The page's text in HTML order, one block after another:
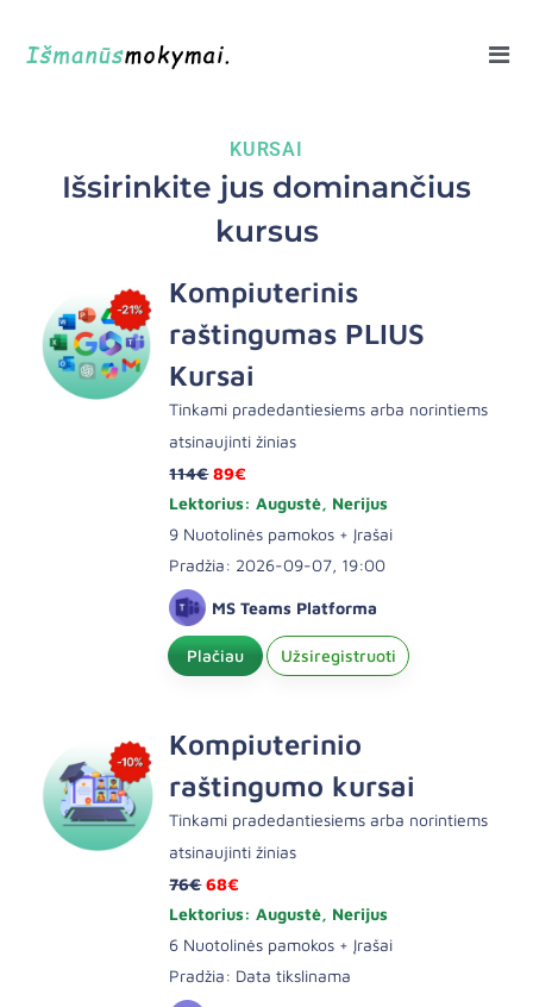
KURSAI
Išsirinkite jus dominančius
kursus
Kompiuterinis
raštingumas PLIUS
Kursai
Tinkami pradedantiesiems arba norintiems
atsinaujinti žinias
114€ 89€
Lektorius: Augustė, Nerijus
9 Nuotolinės pamokos + Įrašai
Pradžia: 2026-09-07, 19:00
MS Teams Platforma
Plačiau Užsiregistruoti
Kompiuterinio
raštingumo kursai
Tinkami pradedantiesiems arba norintiems
atsinaujinti žinias
76€ 68€
Lektorius: Augustė, Nerijus
6 Nuotolinės pamokos + Įrašai
Pradžia: Data tikslinama